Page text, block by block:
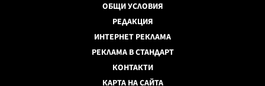
ОБЩИ УСЛОВИЯ
РЕДАКЦИЯ
ИНТЕРНЕТ РЕКЛАМА
РЕКЛАМА В СТАНДАРТ
КОНТАКТИ
КАРТА НА САЙТА